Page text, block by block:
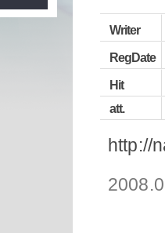
Writer
RegDate
Hit
att.
http://